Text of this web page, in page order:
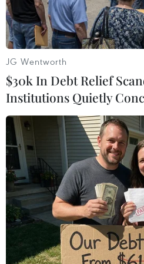
(Ảnh minh họa:
Theo Trung tâm Dự báo
Quốc gia, chiều và đêm
nguyên Trung Bộ và Nam
JG Wentworth
$30k In Debt Relief
Institutions Quietly